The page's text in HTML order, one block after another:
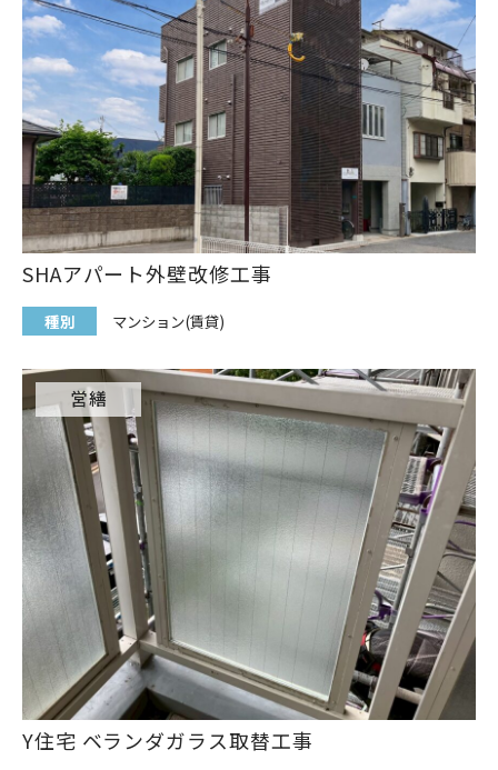
SHAアパート外壁改修工事
種別 マンション(賃貸)
営繕
Y住宅 ベランダガラス取替工事